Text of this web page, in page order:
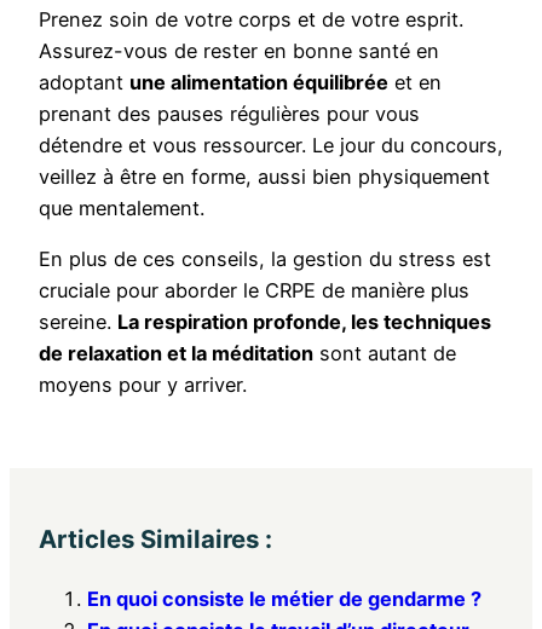
Prenez soin de votre corps et de votre esprit.
Assurez-vous de rester en bonne santé en
adoptant une alimentation équilibrée et en
prenant des pauses régulières pour vous
détendre et vous ressourcer. Le jour du concours,
veillez à être en forme, aussi bien physiquement
que mentalement.
En plus de ces conseils, la gestion du stress est
cruciale pour aborder le CRPE de manière plus
sereine. La respiration profonde, les techniques
de relaxation et la méditation sont autant de
moyens pour y arriver.
Articles Similaires :
En quoi consiste le métier de gendarme ?